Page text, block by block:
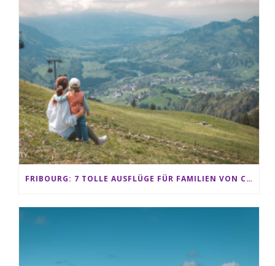
FRIBOURG: 7 TOLLE AUSFLÜGE FÜR FAMILIEN VON CHARMEY BIS LES PACCOTS